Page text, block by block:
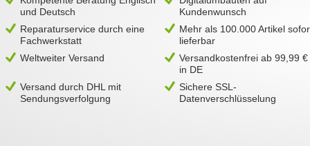
und Deutsch
Kundenwunsch
Reparaturservice durch eine
Fachwerkstatt
Mehr als 100.000 Artikel
lieferbar
Weltweiter Versand
Versandkostenfrei ab 99,99 €
in DE
Versand durch DHL mit
Sendungsverfolgung
Sichere SSL-
Datenverschlüsselung